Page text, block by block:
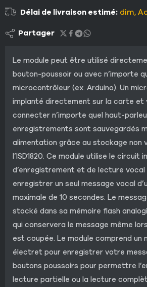
Délai de livraison estimé: dim,
Partager
Le module peut être utilisé
bouton-poussoir ou avec n’importe
microcontrôleur (ex. Arduino). Un
implanté directement sur la carte et
connecter n’importe quel haut-
enregistrements sont sauvegardés
alimentation grâce au stockage non
l’ISD1820. Ce module utilise le circuit
d’enregistrement et de lecture vocal
enregistrer un seul message vocal
maximale de 10 secondes. Le
stocké dans sa mémoire flash
qui conservera le message même
est coupée. Le module comprend un
électret pour enregistrer votre
boutons poussoirs pour permettre
lecture partielle ou la lecture